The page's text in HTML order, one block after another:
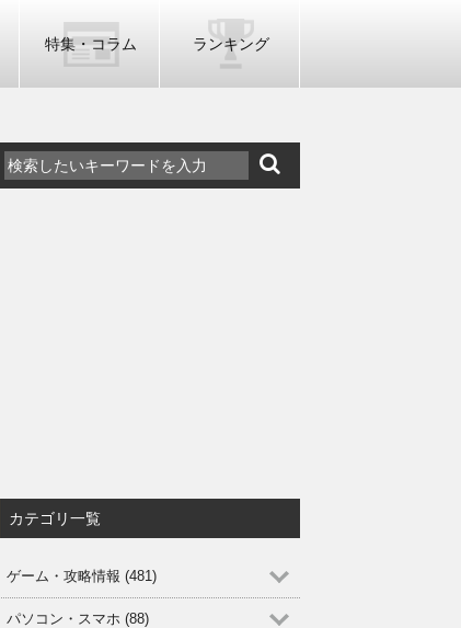
特集・コラム ランキング
カテゴリ一覧
ゲーム・攻略情報 (481)
パソコン・スマホ (88)